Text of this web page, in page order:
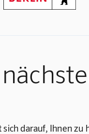
darauf, Ihnen zu